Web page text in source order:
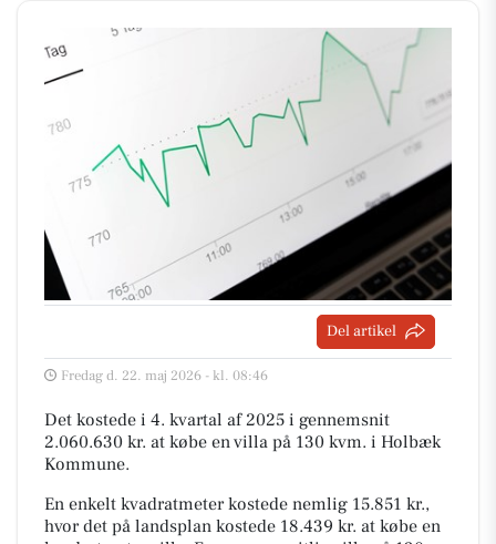
Del artikel
Fredag d. 22. maj 2026 - kl. 08:46
Det kostede i 4. kvartal af 2025 i gennemsnit
2.060.630 kr. at købe en villa på 130 kvm. i Holbæk
Kommune.
En enkelt kvadratmeter kostede nemlig 15.851 kr.,
hvor det på landsplan kostede 18.439 kr. at købe en